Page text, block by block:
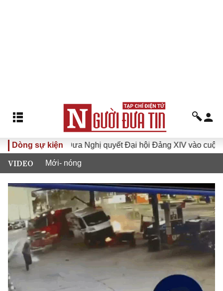
Dòng sự kiện
XVI Đưa Nghị quyết Đại hội Đảng XIV vào cuộc sống
VIDEO Mới- nóng